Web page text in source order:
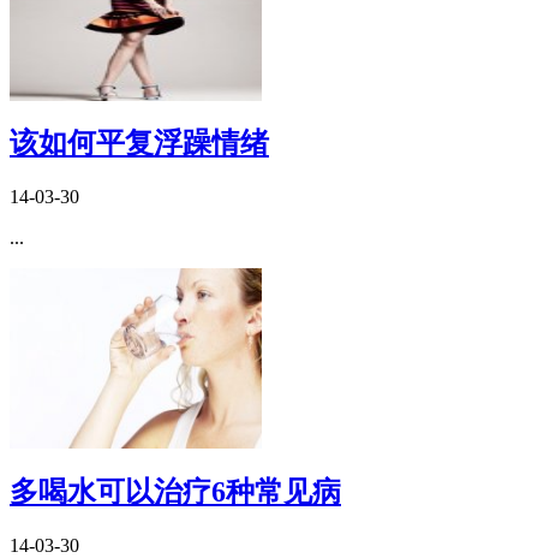
该如何平复浮躁情绪
14-03-30
...
多喝水可以治疗6种常见病
14-03-30